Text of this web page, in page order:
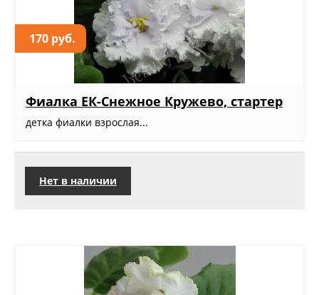
170 руб.
Фиалка ЕК-Снежное Кружево, стартер
детка фиалки взрослая...
Нет в наличии